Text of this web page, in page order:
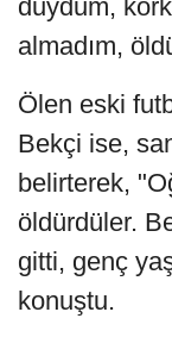
duydum,
almadım,
Ölen eski
Bekçi ise,
belirterek,
öldürdüler.
gitti, genç
konuştu.